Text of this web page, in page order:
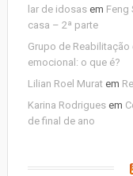
lar de idosasem Feng
casa – 2ª parte
Grupo de Reabilitação
emocional: o que é?
Lilian Roel Muratem
Karina Rodriguesem
de final de ano